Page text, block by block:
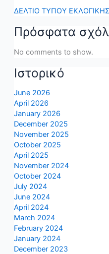
ΔΕΛΤΙΟ ΤΥΠΟΥ
Πρόσφατα
No comments to show.
Ιστορικό
June 2026
April 2026
January 2026
December 2025
November 2025
October 2025
April 2025
November 2024
October 2024
July 2024
June 2024
April 2024
March 2024
February 2024
January 2024
December 2023